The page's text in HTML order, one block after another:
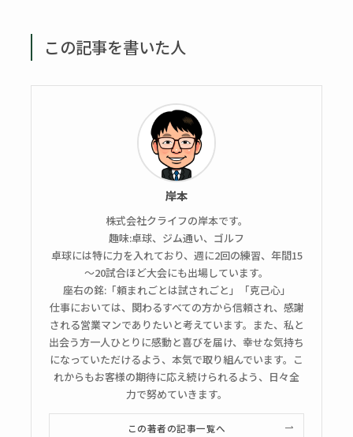
この記事を書いた人
岸本
株式会社クライフの岸本です。
趣味:卓球、ジム通い、ゴルフ
卓球には特に力を入れており、週に2回の練習、年間15
～20試合ほど大会にも出場しています。
座右の銘:「頼まれごとは試されごと」「克己心」
仕事においては、関わるすべての方から信頼され、感謝
される営業マンでありたいと考えています。また、私と
出会う方一人ひとりに感動と喜びを届け、幸せな気持ち
になっていただけるよう、本気で取り組んでいます。こ
れからもお客様の期待に応え続けられるよう、日々全
力で努めていきます。
この著者の記事一覧へ